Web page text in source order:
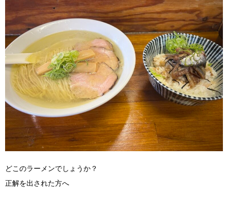
どこのラーメンでしょうか？
正解を出された方へ